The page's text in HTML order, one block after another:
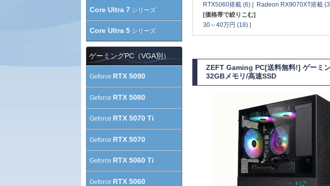
RTX5060搭載 (6) | Radeon RX9070XT搭載
[価格帯で絞りこむ]
30～40万円 (18) |
ZEFT Gaming PC[送料無料!] ゲーミ
32GBメモリ/高速SSD
Core Ultra 7 シリーズ
Core Ultra 5 シリーズ
ゲーミングPC（VGA別）
Geforce RTX 5090
Geforce RTX 5080
Geforce RTX 5070 Ti
Geforce RTX 5070
Geforce RTX 5060 Ti
Geforce RTX 5060